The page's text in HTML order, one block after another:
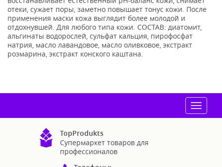
отеки, сужает поры, заметно повышает тонус кожи. После
применения маски кожа выглядит более молодой и
отдохнувшей. Для любого типа кожи. СОСТАВ: диатомит,
альгинаты водорослей, сульфат кальция, пирофосфат
натрия, масло лавандовое, масло оливковое, экстракт
розмарина, экстракт конского каштана.
Toggle
TopProdukts
Супермаркет товаров для
профессионалов